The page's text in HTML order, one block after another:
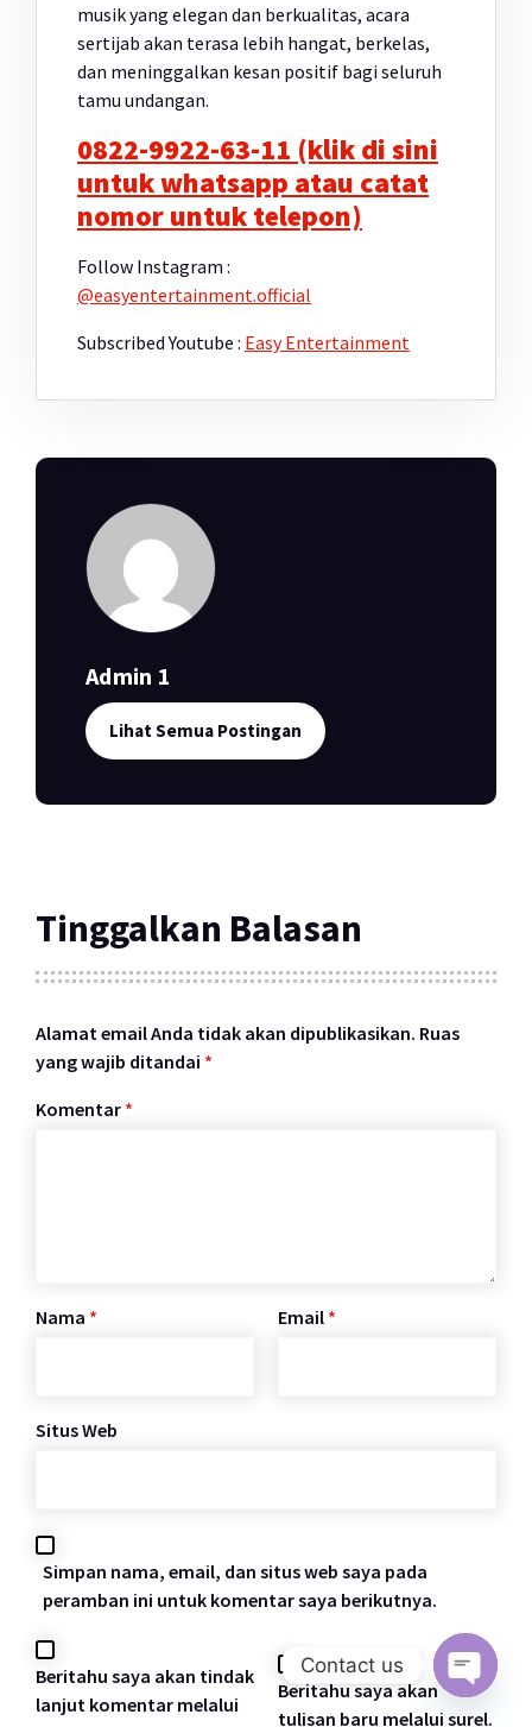
musik yang elegan dan berkualitas, acara
sertijab akan terasa lebih hangat, berkelas,
dan meninggalkan kesan positif bagi seluruh
tamu undangan.
0822-9922-63-11 (klik di sini
untuk whatsapp atau catat
nomor untuk telepon)
Follow Instagram :
@easyentertainment.official
Subscribed Youtube : Easy Entertainment
Admin 1
Lihat Semua Postingan
Tinggalkan Balasan
Alamat email Anda tidak akan dipublikasikan. Ruas
yang wajib ditandai *
Komentar *
Nama * Email *
Situs Web
Simpan nama, email, dan situs web saya pada
peramban ini untuk komentar saya berikutnya.
Beritahu saya akan tindak
lanjut komentar melalui
Beritahu saya akan
tulisan baru melalui surel.
Contact us
Open